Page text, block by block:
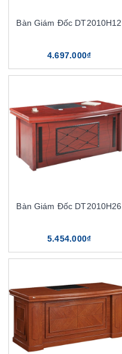
Bàn Giám Đốc DT2010H12
4.697.000₫
Bàn Giám Đốc DT2010H26
5.454.000₫